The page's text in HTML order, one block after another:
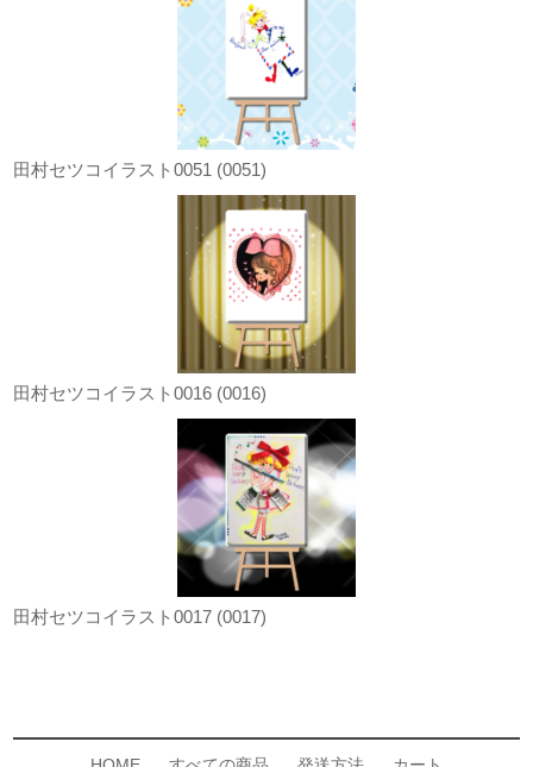
田村セツコイラスト0051 (0051)
田村セツコイラスト0016 (0016)
田村セツコイラスト0017 (0017)